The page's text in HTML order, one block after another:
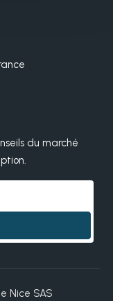
du marché
Nice SAS